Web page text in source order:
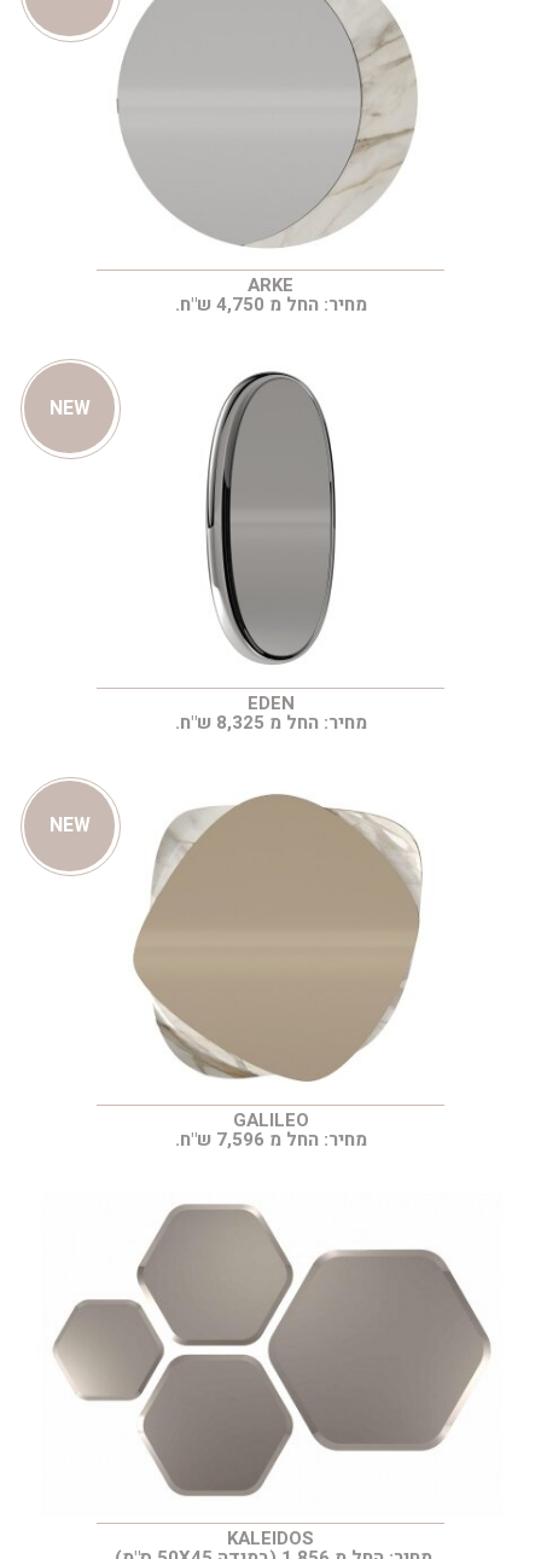
ARKE
מחיר: החל מ 4,750 ש"ח.
NEW
EDEN
מחיר: החל מ 8,325 ש"ח.
NEW
GALILEO
מחיר: החל מ 7,596 ש"ח.
KALEIDOS